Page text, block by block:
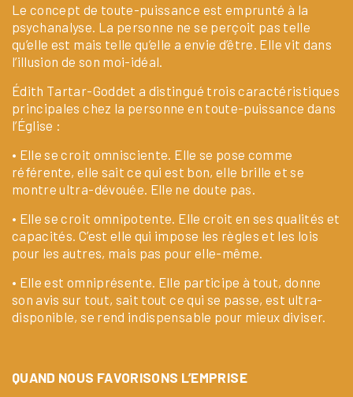
Le concept de toute-puissance est emprunté à la
psychanalyse. La personne ne se perçoit pas telle
qu’elle est mais telle qu’elle a envie d’être. Elle vit dans
l’illusion de son moi-idéal.
Édith Tartar-Goddet a distingué trois caractéristiques
principales chez la personne en toute-puissance dans
l’Église :
• Elle se croit omnisciente. Elle se pose comme
référente, elle sait ce qui est bon, elle brille et se
montre ultra-dévouée. Elle ne doute pas.
• Elle se croit omnipotente. Elle croit en ses qualités et
capacités. C’est elle qui impose les règles et les lois
pour les autres, mais pas pour elle-même.
• Elle est omniprésente. Elle participe à tout, donne
son avis sur tout, sait tout ce qui se passe, est ultra-
disponible, se rend indispensable pour mieux diviser.
QUAND NOUS FAVORISONS L’EMPRISE